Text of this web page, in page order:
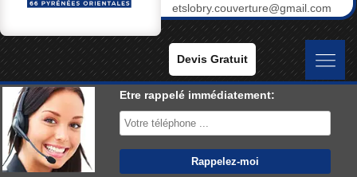
etslobry.couverture@gmail.com
Devis Gratuit
Etre rappelé immédiatement: